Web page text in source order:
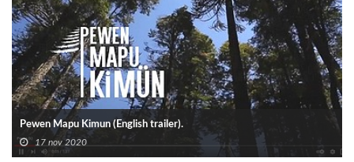
Pewen Mapu Kimun (English trailer).
17 nov 2020